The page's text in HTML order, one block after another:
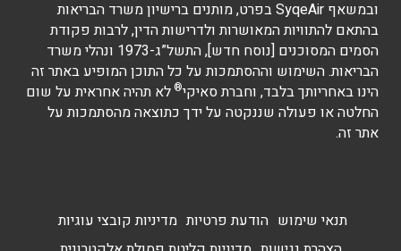
ובמשאף SyqeAir בפרט, מותנים ברישיון משרד הבריאות
בהתאם להתוויות המאושרות ולדרישות הדין, לרבות פקודת
הסמים המסוכנים [נוסח חדש], התשל”ג-1973 ונהלי משרד
הבריאות. השימוש וההסתמכות על כל התוכן המופיע באתר זה
הינו באחריותך בלבד, וחברת סאיקי® לא תהיה אחראית על שום
החלטה או פעולה שננקטה על ידך כתוצאה מהסתמכות על
אתר זה.
תנאי שימוש הודעת פרטיות מדיניות קובצי עוגיות